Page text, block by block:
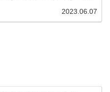
2023.06.07